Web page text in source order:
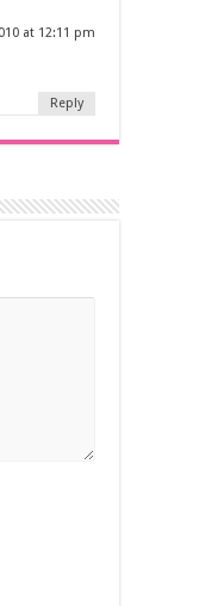
at 12:11 pm
Reply